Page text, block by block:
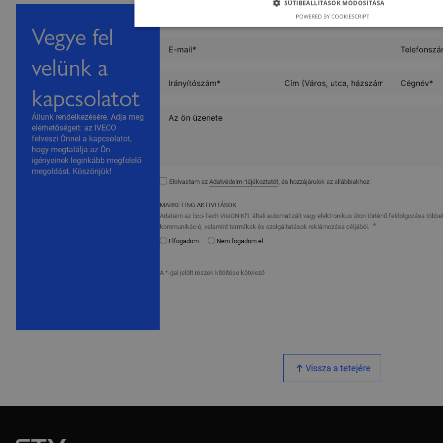
Vegye fel
velünk a
kapcsolatot
Állunk rendelkezésére. Adja meg
elérhetőségeit: az IVECO
felveszi Önnel a kapcsolatot,
hogy megtalálja az Ön
igényeinek leginkább megfelelő
megoldást. Köszönjük!
Elolvastam azAdatvédelmi tájékoztatót, és hozzájárulok az allábbiakhoz:
MARKETING AKTIVITÁSOK
Adataim az Eco-Tech VisiON Kft. általi automatizált vagy elektronikus úton történő feldolgozása
kommunikáció, valamint termékek és szolgáltatások reklámozása céljából.
Elfogadom
Nem fogadom el
A *-gal jelölt részek kitöltése kötelező
Vissza a tetejére
SÜTIBEÁLLÍTÁSOK MÓDOSÍTÁSA
POWERED BY COOKIESCRIPT